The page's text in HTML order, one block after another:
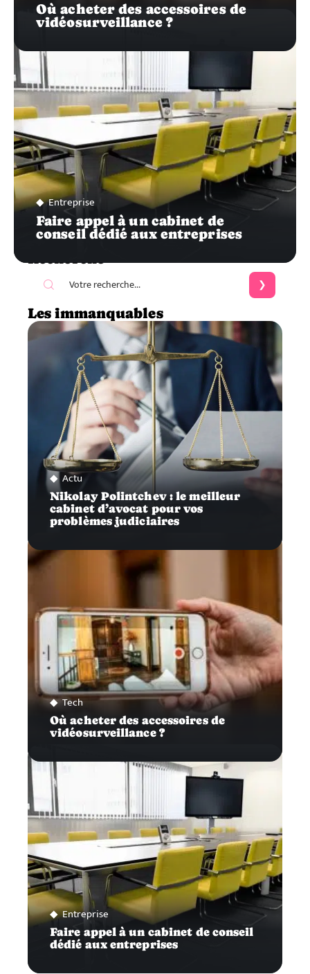
Où acheter des accessoires de
vidéosurveillance ?
Entreprise
Faire appel à un cabinet de
conseil dédié aux entreprises
Les immanquables
Actu
Nikolay Polintchev : le meilleur
cabinet d’avocat pour vos
problèmes judiciaires
Tech
Où acheter des accessoires de
vidéosurveillance ?
Entreprise
Faire appel à un cabinet de conseil
dédié aux entreprises